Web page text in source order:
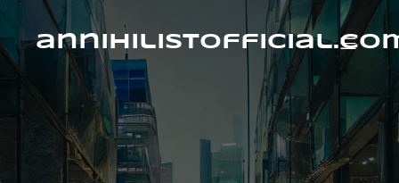
Skip
content